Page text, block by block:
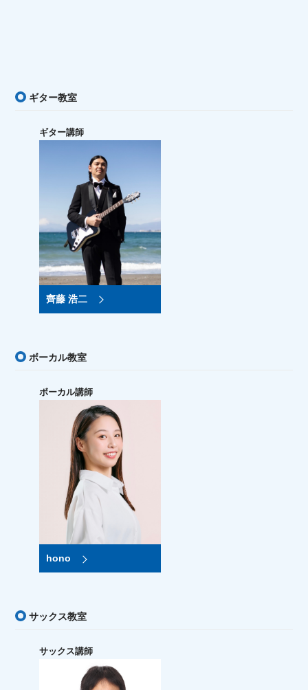
ギター教室
ギター講師
齊藤 浩二
ボーカル教室
ボーカル講師
hono
サックス教室
サックス講師